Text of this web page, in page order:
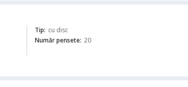
Tip: cu disc
Număr pensete: 20